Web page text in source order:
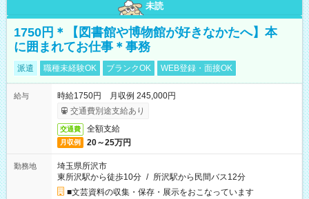
未読
1750円＊【図書館や博物館が好きなかたへ】本
に囲まれてお仕事＊事務
派遣 職種未経験OK ブランクOK WEB登録・面接OK
給与
時給1750円 月収例 245,000円
交通費別途支給あり
交通費 全額支給
月収例 20～25万円
勤務地
埼玉県所沢市
東所沢駅から徒歩10分 / 所沢駅から民間バス12分
■文芸資料の収集・保存・展示をおこなっています